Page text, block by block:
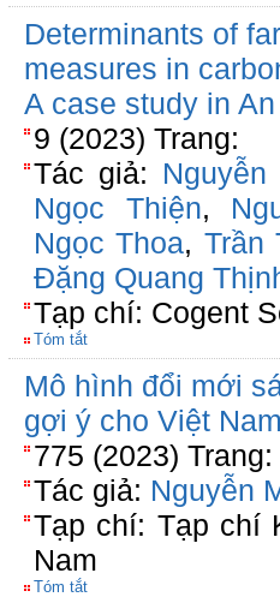
Determinants of
measures in
A case study in
9 (2023) Trang:
Tác giả:
Ngọc Thiện,
Ngọc Thoa, Trần
Đặng Quang
Tạp chí: Cogent
Tóm tắt
Mô hình đổi mới
gợi ý cho Việt
775 (2023)
Tác giả: Nguyễn
Tạp chí: Tạp chí
Nam
Tóm tắt